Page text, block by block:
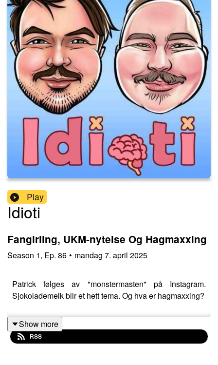
Play
Idioti
Fangirling, UKM-nytelse Og Hagmaxxing
Season 1, Ep. 86 • mandag 7. april 2025
Patrick følges av "monstermasten" på Instagram.
Sjokolademelk blir et hett tema. Og hva er hagmaxxing?
Show more
RSS